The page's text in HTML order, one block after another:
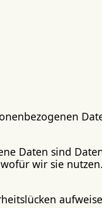
Daten sind
wir sie